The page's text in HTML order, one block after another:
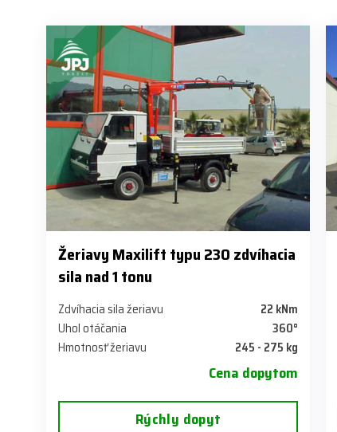
Žeriavy Maxilift typu 230 zdvíhacia
sila nad 1 tonu
Zdvíhacia sila žeriavu
22 kNm
Uhol otáčania
360°
Hmotnosť žeriavu
245 - 275 kg
Cena dopytom
Rýchly dopyt